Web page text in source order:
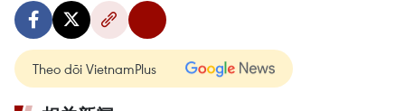
Theo dõi VietnamPlus